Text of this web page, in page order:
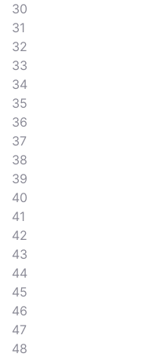
30
31
32
33
34
35
36
37
38
39
40
41
42
43
44
45
46
47
48